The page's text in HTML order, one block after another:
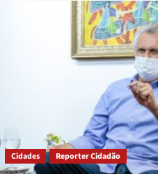
Cidades Reporter Cidadão